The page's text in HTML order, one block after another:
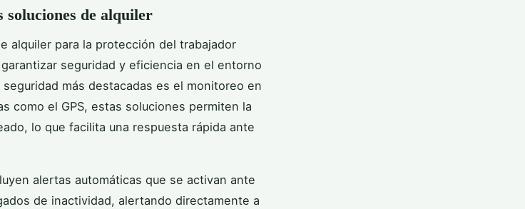
soluciones de alquiler
alquiler para la protección del trabajador
seguridad y eficiencia en el entorno
más destacadas es el monitoreo en
como el GPS, estas soluciones permiten la
lo que facilita una respuesta rápida ante
alertas automáticas que se activan ante
de inactividad, alertando directamente a